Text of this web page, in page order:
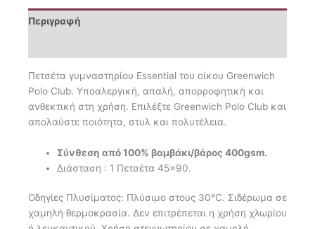
Περιγραφή
Πετσέτα γυμναστηρίου Essential του οίκου Greenwich
Polo Club. Υποαλεργική, απαλή, απορροφητική και
ανθεκτική στη χρήση. Επιλέξτε Greenwich Polo Club και
απολαύστε ποιότητα, στυλ και πολυτέλεια.
Σύνθεση από 100% βαμβάκι/βάρος 400gsm.
Διάσταση : 1 Πετσέτα 45×90.
Οδηγίες Πλυσίματος: Πλύσιμο στους 30°C. Σιδέρωμα σε
χαμηλή θερμοκρασία. Δεν επιτρέπεται η χρήση χλωρίου